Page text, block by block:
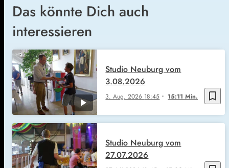
Das könnte Dich auch
interessieren
bookmark_border
3. Aug. 2026 18:45 15:11 Min.
Studio Neuburg vom
3.08.2026
Studio Neuburg vom
27.07.2026